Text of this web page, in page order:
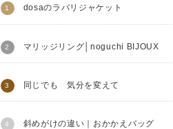
dosaのラバリジャケット
マリッジリング│noguchi BIJOUX
同じでも 気分を変えて
斜めがけの違い｜おかかえバッグ